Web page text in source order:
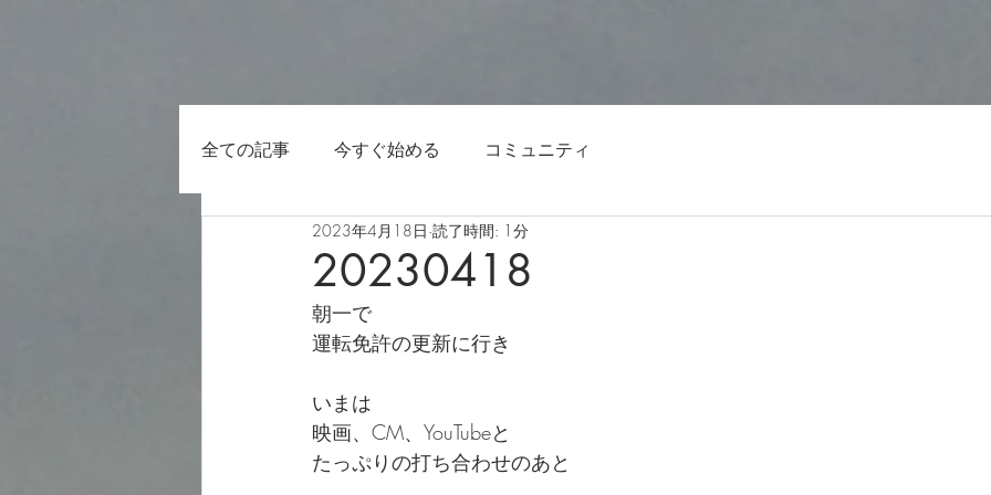
全ての記事 今すぐ始める コミュニティ
20230418
2023年4月18日 読了時間: 1分
朝一で
運転免許の更新に行き
いまは
映画、CM、YouTubeと
たっぷりの打ち合わせのあと